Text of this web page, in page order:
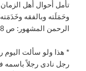
تأمل أحوال أهل
وحَمَلَته وبالفقه
الرحمن المشهور: ص 248].
* هذا ولو سألت
رجل نادى رجلاً باسمه